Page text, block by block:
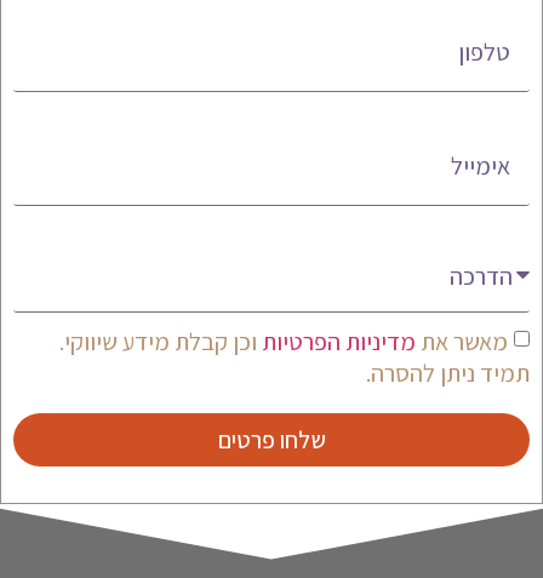
מאשר את מדיניות הפרטיות וכן קבלת מידע שיווקי.
תמיד ניתן להסרה.
שלחו פרטים